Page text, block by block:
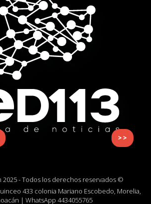
>>
2025 - Todos los derechos reservados ©
433 colonia Mariano Escobedo, Morelia,
| WhatsApp 4434055765